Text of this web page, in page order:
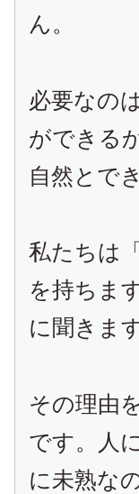
ん。
必要なの
ができる
自然とで
私たちは
を持ちま
に聞きます
その理由
です。人
に未熟な